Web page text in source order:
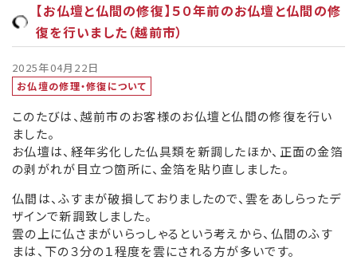
商品のご紹介
お仏壇の修理・修復
寺院施工
当店の歩み
職人紹介
新着情報・納入履歴
お問い合わせ・お見積り
【お仏壇と仏間の修復】５０年前のお仏壇と仏間の修
復を行いました（越前市）
2025年04月22日
お仏壇の修理・修復について
このたびは、越前市のお客様のお仏壇と仏間の修復を行い
ました。
お仏壇は、経年劣化した仏具類を新調したほか、正面の金箔
の剥がれが目立つ箇所に、金箔を貼り直しました。
仏間は、ふすまが破損しておりましたので、雲をあしらったデ
ザインで新調致しました。
雲の上に仏さまがいらっしゃるという考えから、仏間のふす
まは、下の３分の１程度を雲にされる方が多いです。